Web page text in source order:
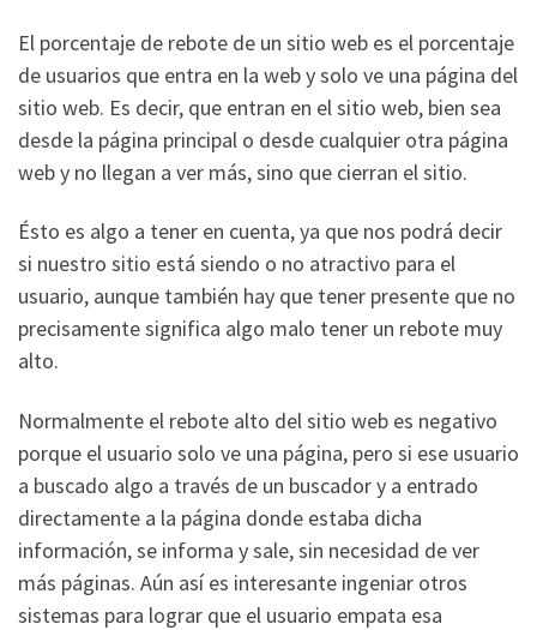
El porcentaje de rebote de un sitio web es el porcentaje
de usuarios que entra en la web y solo ve una página del
sitio web. Es decir, que entran en el sitio web, bien sea
desde la página principal o desde cualquier otra página
web y no llegan a ver más, sino que cierran el sitio.
Ésto es algo a tener en cuenta, ya que nos podrá decir
si nuestro sitio está siendo o no atractivo para el
usuario, aunque también hay que tener presente que no
precisamente significa algo malo tener un rebote muy
alto.
Normalmente el rebote alto del sitio web es negativo
porque el usuario solo ve una página, pero si ese usuario
a buscado algo a través de un buscador y a entrado
directamente a la página donde estaba dicha
información, se informa y sale, sin necesidad de ver
más páginas. Aún así es interesante ingeniar otros
sistemas para lograr que el usuario empata esa